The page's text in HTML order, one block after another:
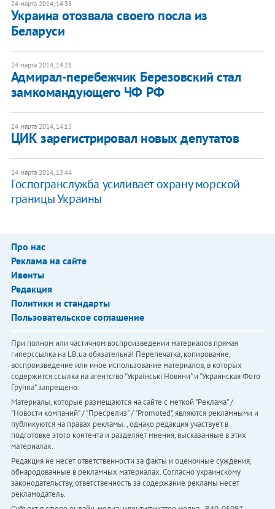
24 марта 2014, 14:38
Украина отозвала своего посла из
Беларуси
24 марта 2014, 14:28
Адмирал-перебежчик Березовский стал
замкомандующего ЧФ РФ
24 марта 2014, 14:15
ЦИК зарегистрировал новых депутатов
24 марта 2014, 13:44
Госпогранслужба усиливает охрану морской
границы Украины
Про нас
Реклама на сайте
Ивенты
Редакция
Политики и стандарты
Пользовательское соглашение
При полном или частичном воспроизведении материалов прямая
гиперссылка на LB.ua обязательна! Перепечатка, копирование,
воспроизведение или иное использование материалов, в которых
содержится ссылка на агентство "Українськi Новини" и "Украинская Фото
Группа" запрещено.
Материалы, которые размещаются на сайте с меткой "Реклама" /
"Новости компаний" / "Пресрелиз" / "Promoted", являются рекламными и
публикуются на правах рекламы. , однако редакция участвует в
подготовке этого контента и разделяет мнения, высказанные в этих
материалах.
Редакция не несет ответственности за факты и оценочные суждения,
обнародованные в рекламных материалах. Согласно украинскому
законодательству, ответственность за содержание рекламы несет
рекламодатель.